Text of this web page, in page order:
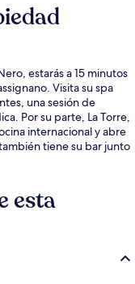
estarás a 15 minutos
Visita su spa
una sesión de
Por su parte, La Torre,
internacional y abre
tiene su bar junto
esta